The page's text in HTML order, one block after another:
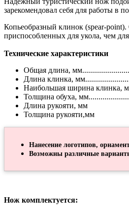
зарекомендовал себя для работы в
Копьеобразный клинок (spear-
приспособленных для укола, чем для
Технические характеристики
Общая длина,
Длина клинка,
Наибольшая ширина клинка,
Толщина обуха,
Длина
Толщина
Нанесение логотипов,
Возможны различные
Нож комплектуется: